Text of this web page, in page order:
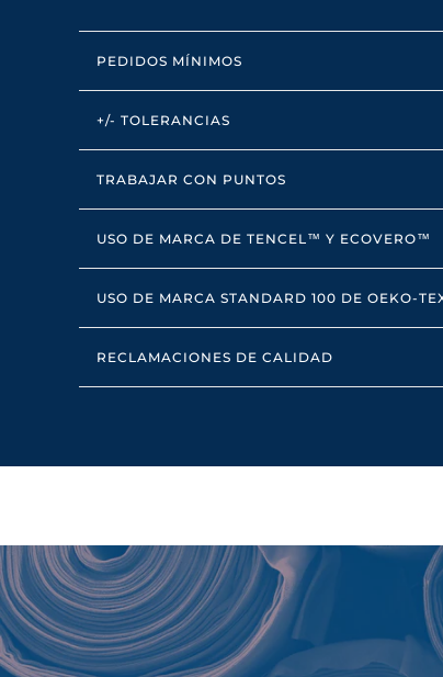
PEDIDOS MÍNIMOS
+/- TOLERANCIAS
TRABAJAR CON PUNTOS
USO DE MARCA DE TENCEL™ Y ECOVERO™
USO DE MARCA STANDARD 100 DE OEKO-
RECLAMACIONES DE CALIDAD